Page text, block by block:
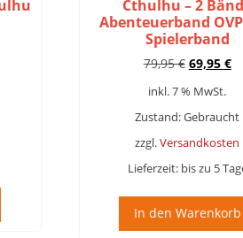
Cthulhu – 2
Abenteuerband
Spielerband
79,95€
war:
79,95 €
69,95 €
inkl. 7 % MwSt.
Zustand: Gebraucht
zzgl.Versandkosten
Lieferzeit: bis zu 5
In den Warenkorb